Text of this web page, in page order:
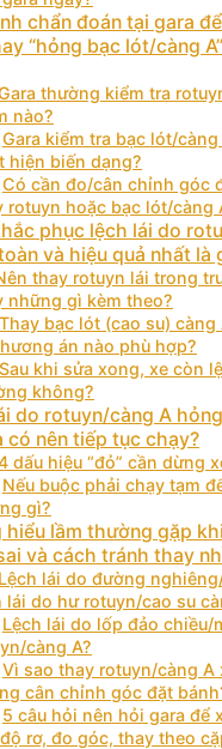
chẩn đoán tại gara
“hỏng bạc lót/càng
thường kiểm tra
nào?
Gara kiểm tra bạc lót/
hiện biến dạng?
Có cần đo/cân chỉnh góc
rotuyn hoặc bạc lót/càng
phục lệch lái do
và hiệu quả nhất là
thay rotuyn lái trong
những gì kèm theo?
Thay bạc lót (cao su) càng
án nào phù hợp?
Sau khi sửa xong, xe còn
không?
do rotuyn/càng A
có nên tiếp tục chạy?
dấu hiệu “đỏ” cần dừng
Nếu buộc phải chạy tạm
gì?
hiểu lầm thường gặp
và cách tránh thay
Lệch lái do đường
lái do hư rotuyn/cao su
Lệch lái do lốp đảo chiều/
càng A?
Vì sao thay rotuyn/càng A
cân chỉnh góc đặt
5 câu hỏi nên hỏi gara để
rơ, đo góc, thay theo